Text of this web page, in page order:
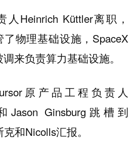
Heinrich Küttler离职，
了物理基础设施，SpaceX
来负责算力基础设施。
原产品工程负责人
Jason Ginsburg跳槽到
和Nicolls汇报。